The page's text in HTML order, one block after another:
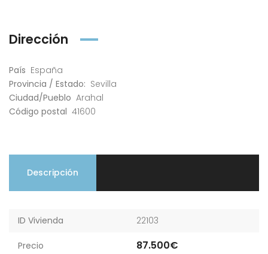
Dirección
País España
Provincia / Estado: Sevilla
Ciudad/Pueblo Arahal
Código postal 41600
Descripción
ID Vivienda 22103
Precio 87.500€